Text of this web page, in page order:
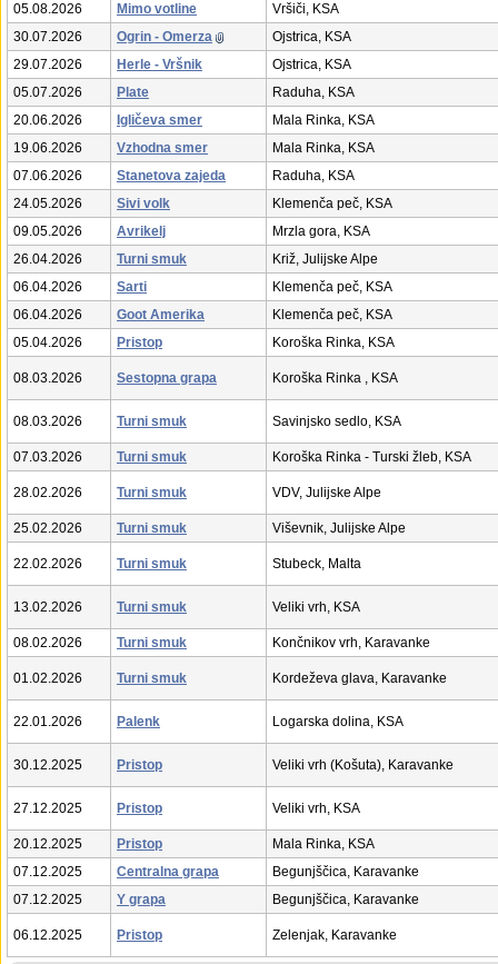
05.08.2026
Mimo votline
Vršiči, KSA
30.07.2026
Ogrin - Omerza
Ojstrica, KSA
29.07.2026
Herle - Vršnik
Ojstrica, KSA
05.07.2026
Plate
Raduha, KSA
20.06.2026
Igličeva smer
Mala Rinka, KSA
19.06.2026
Vzhodna smer
Mala Rinka, KSA
07.06.2026
Stanetova zajeda
Raduha, KSA
24.05.2026
Sivi volk
Klemenča peč, KSA
09.05.2026
Avrikelj
Mrzla gora, KSA
26.04.2026
Turni smuk
Križ, Julijske Alpe
06.04.2026
Sarti
Klemenča peč, KSA
06.04.2026
Goot Amerika
Klemenča peč, KSA
05.04.2026
Pristop Koroška Rinka, KSA
08.03.2026 Sestopna grapa Koroška Rinka , KSA
08.03.2026 Turni smuk Savinjsko sedlo, KSA
07.03.2026 Turni smuk Koroška Rinka - Turski žleb, KSA
28.02.2026 Turni smuk VDV, Julijske Alpe
25.02.2026 Turni smuk Viševnik, Julijske Alpe
22.02.2026 Turni smuk Stubeck, Malta
13.02.2026 Turni smuk Veliki vrh, KSA
08.02.2026 Turni smuk Končnikov vrh, Karavanke
01.02.2026 Turni smuk Kordeževa glava, Karavanke
22.01.2026 Palenk Logarska dolina, KSA
30.12.2025 Pristop Veliki vrh (Košuta), Karavanke
27.12.2025 Pristop Veliki vrh, KSA
20.12.2025 Pristop
Mala Rinka, KSA
07.12.2025
Centralna grapa
Begunjščica, Karavanke
07.12.2025
Y grapa Begunjščica, Karavanke
06.12.2025 Pristop Zelenjak, Karavanke